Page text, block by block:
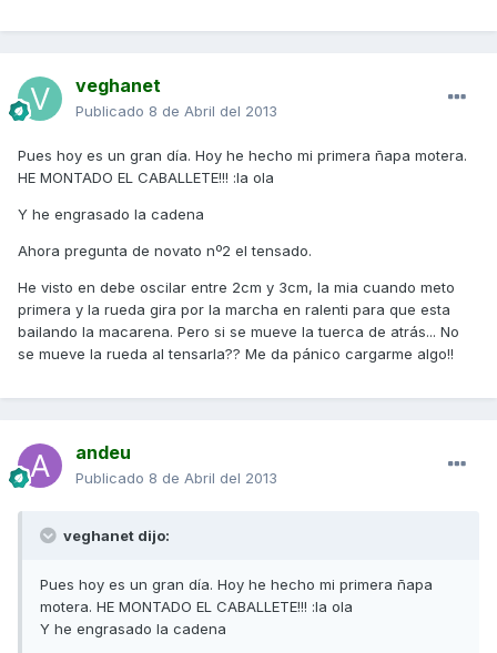
veghanet
Publicado 8 de Abril del 2013
Pues hoy es un gran día. Hoy he hecho mi primera ñapa motera.
HE MONTADO EL CABALLETE!!! :la ola
Y he engrasado la cadena
Ahora pregunta de novato nº2 el tensado.
He visto en debe oscilar entre 2cm y 3cm, la mia cuando meto
primera y la rueda gira por la marcha en ralenti para que esta
bailando la macarena. Pero si se mueve la tuerca de atrás... No
se mueve la rueda al tensarla?? Me da pánico cargarme algo!!
andeu
Publicado 8 de Abril del 2013
veghanet dijo:
Pues hoy es un gran día. Hoy he hecho mi primera ñapa
motera. HE MONTADO EL CABALLETE!!! :la ola
Y he engrasado la cadena